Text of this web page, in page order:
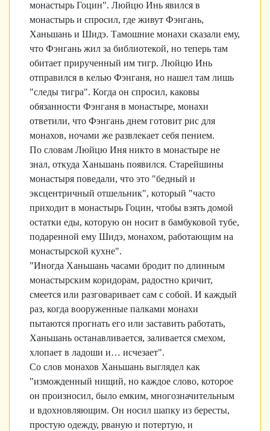
монастырь Гоцин". Люйцю Инь явился в
монастырь и спросил, где живут Фэнгань,
Ханьшань и Шидэ. Тамошние монахи сказали ему,
что Фэнгань жил за библиотекой, но теперь там
обитает прирученный им тигр. Люйцю Инь
отправился в келью Фэнганя, но нашел там лишь
"следы тигра". Когда он спросил, каковы
обязанности Фэнганя в монастыре, монахи
ответили, что Фэнгань днем готовит рис для
монахов, ночами же развлекает себя пением.
По словам Люйцю Иня никто в монастыре не
знал, откуда Ханьшань появился. Старейшины
монастыря поведали, что это "бедный и
эксцентричный отшельник", который "часто
приходит в монастырь Гоцин, чтобы взять домой
остатки еды, которую он носит в бамбуковой тубе,
подаренной ему Шидэ, монахом, работающим на
монастырской кухне".
"Иногда Ханьшань часами бродит по длинным
монастырским коридорам, радостно кричит,
смеется или разговаривает сам с собой. И каждый
раз, когда вооруженные палками монахи
пытаются прогнать его или заставить работать,
Ханьшань останавливается, заливается смехом,
хлопает в ладоши и… исчезает".
Со слов монахов Ханьшань выглядел как
"изможденный нищий, но каждое слово, которое
он произносил, было емким, многозначительным
и вдохновляющим. Он носил шапку из бересты,
простую одежду, рваную и потертую, и